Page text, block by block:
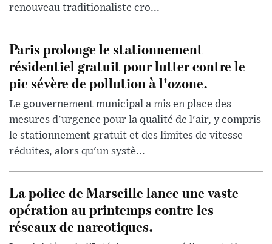
renouveau traditionaliste cro...
Paris prolonge le stationnement
résidentiel gratuit pour lutter contre le
pic sévère de pollution à l'ozone.
Le gouvernement municipal a mis en place des
mesures d'urgence pour la qualité de l'air, y compris
le stationnement gratuit et des limites de vitesse
réduites, alors qu'un systè...
La police de Marseille lance une vaste
opération au printemps contre les
réseaux de narcotiques.